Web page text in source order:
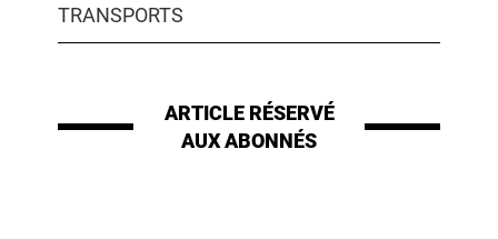
TRANSPORTS
ARTICLE RÉSERVÉ
AUX ABONNÉS